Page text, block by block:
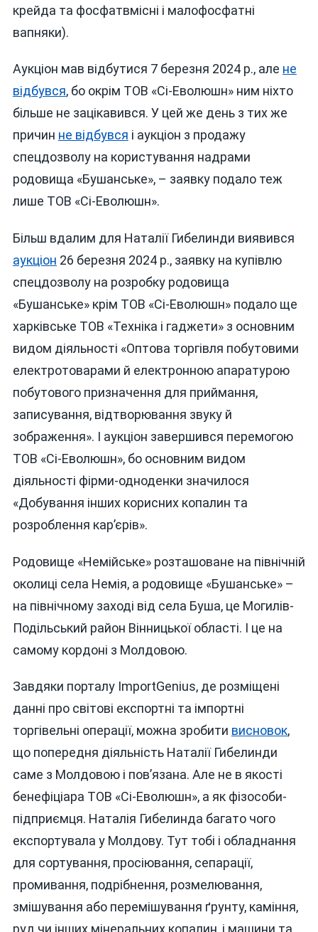
крейда та фосфатвмісні і малофосфатні
вапняки).
Аукціон мав відбутися 7 березня 2024 р., але не
відбувся, бо окрім ТОВ «Сі-Еволюшн» ним ніхто
більше не зацікавився. У цей же день з тих же
причин не відбувся і аукціон з продажу
спецдозволу на користування надрами
родовища «Бушанське», – заявку подало теж
лише ТОВ «Сі-Еволюшн».
Більш вдалим для Наталії Гибелинди виявився
аукціон 26 березня 2024 р., заявку на купівлю
спецдозволу на розробку родовища
«Бушанське» крім ТОВ «Сі-Еволюшн» подало ще
харківське ТОВ «Техніка і гаджети» з основним
видом діяльності «Оптова торгівля побутовими
електротоварами й електронною апаратурою
побутового призначення для приймання,
записування, відтворювання звуку й
зображення». І аукціон завершився перемогою
ТОВ «Сі-Еволюшн», бо основним видом
діяльності фірми-одноденки значилося
«Добування інших корисних копалин та
розроблення кар’єрів».
Родовище «Немійське» розташоване на північній
околиці села Немія, а родовище «Бушанське» –
на північному заході від села Буша, це Могилів-
Подільський район Вінницької області. І це на
самому кордоні з Молдовою.
Завдяки порталу ImportGenius, де розміщені
данні про світові експортні та імпортні
торгівельні операції, можна зробити висновок,
що попередня діяльність Наталії Гибелинди
саме з Молдовою і пов’язана. Але не в якості
бенефіціара ТОВ «Сі-Еволюшн», а як фізособи-
підприємця. Наталія Гибелинда багато чого
експортувала у Молдову. Тут тобі і обладнання
для сортування, просіювання, сепарації,
промивання, подрібнення, розмелювання,
змішування або перемішування ґрунту, каміння,
руд чи інших мінеральних копалин, і машини та